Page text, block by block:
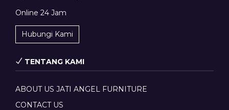
Online 24 Jam
Hubungi Kami
TENTANG KAMI
ABOUT US JATI ANGEL FURNITURE
CONTACT US